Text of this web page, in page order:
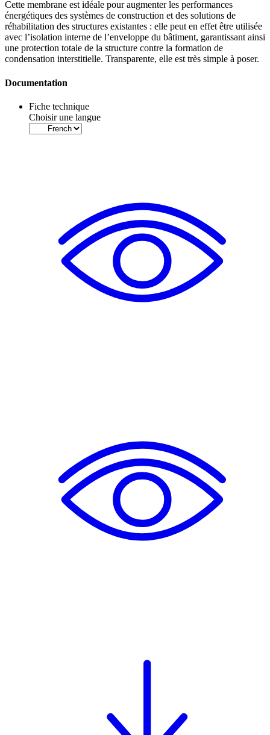
Cette membrane est idéale pour augmenter les performances
énergétiques des systèmes de construction et des solutions de
réhabilitation des structures existantes : elle peut en effet être utilisée
avec l’isolation interne de l’enveloppe du bâtiment, garantissant ainsi
une protection totale de la structure contre la formation de
condensation interstitielle. Transparente, elle est très simple à poser.
Documentation
Fiche technique
Choisir une langue